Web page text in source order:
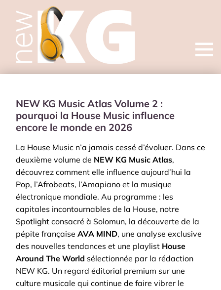
Open
NEW KG Music Atlas Volume 2 :
pourquoi la House Music influence
encore le monde en 2026
La House Music n’a jamais cessé d’évoluer. Dans ce
deuxième volume de NEW KG Music Atlas,
découvrez comment elle influence aujourd’hui la
Pop, l’Afrobeats, l’Amapiano et la musique
électronique mondiale. Au programme : les
capitales incontournables de la House, notre
Spotlight consacré à Solomun, la découverte de la
pépite française AVA MIND, une analyse exclusive
des nouvelles tendances et une playlist House
Around The World sélectionnée par la rédaction
NEW KG. Un regard éditorial premium sur une
culture musicale qui continue de faire vibrer le